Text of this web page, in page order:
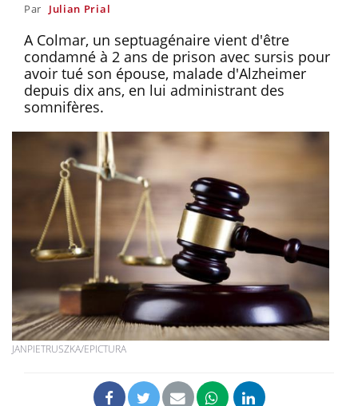
Par Julian Prial
A Colmar, un septuagénaire vient d'être
condamné à 2 ans de prison avec sursis pour
avoir tué son épouse, malade d'Alzheimer
depuis dix ans, en lui administrant des
somnifères.
JANPIETRUSZKA/EPICTURA